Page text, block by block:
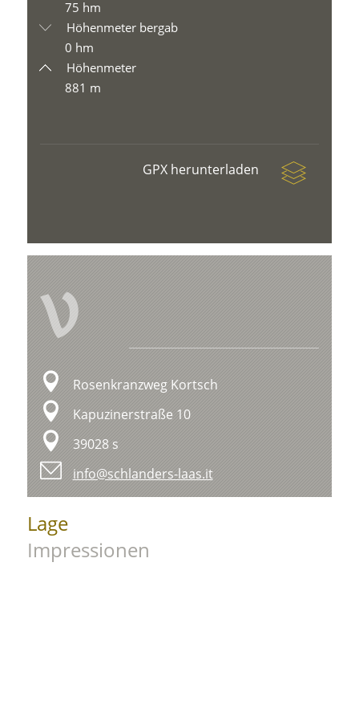
75 hm
Höhenmeter bergab
0 hm
Höhenmeter
881 m
GPX herunterladen
V
Rosenkranzweg Kortsch
Kapuzinerstraße 10
39028 s
info@schlanders-laas.it
Lage
Impressionen